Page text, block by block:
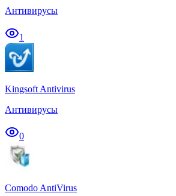
Антивирусы
1
Kingsoft Antivirus
Антивирусы
0
Comodo AntiVirus